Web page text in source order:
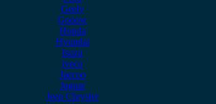
Geely
Gonow
Honda
Hyundai
Isuzu
iveco
Jaecoo
Jaguar
Jeep Chrysler